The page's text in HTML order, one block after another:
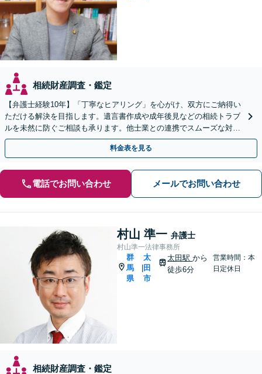
相続財産調査・鑑定
【弁護士経験10年】「丁寧なヒアリング」を心がけ、双方にご納得い
ただける解決を目指します。遺言書作成や成年後見などの相続トラブ
ルを未然に防ぐご相談も承ります。他士業との連携でスムーズな対処
が可能です
料金表を見る
電話でお問い合わせ メールでお問い合わせ
村山 準一 弁護士
村山準一法律事務所
群
馬
県
太
田
市
太田駅から
徒歩6分
営業時間：本
日定休日
相続財産調査・鑑定